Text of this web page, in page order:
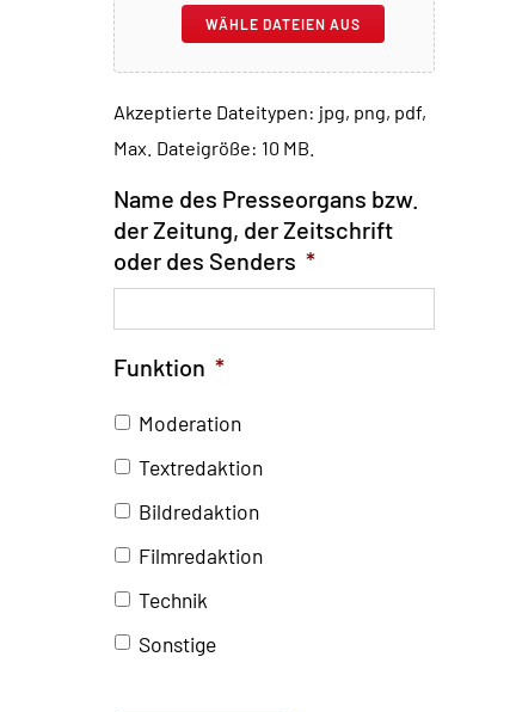
WÄHLE DATEIEN AUS
Akzeptierte Dateitypen: jpg, png, pdf,
Max. Dateigröße: 10 MB.
Name des Presseorgans bzw.
der Zeitung, der Zeitschrift
oder des Senders *
Funktion *
Moderation
Textredaktion
Bildredaktion
Filmredaktion
Technik
Sonstige